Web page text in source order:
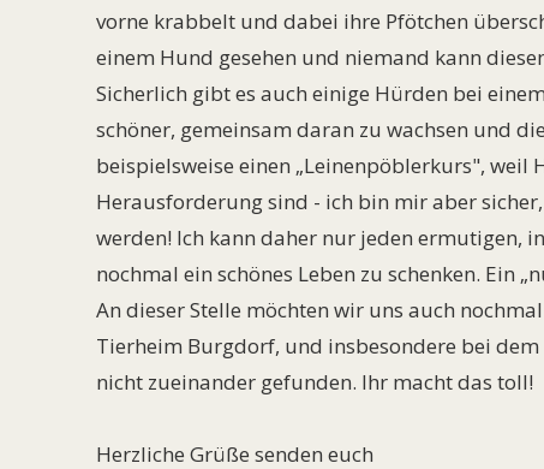
vorne krabbelt und dabei ihre Pfötchen
einem Hund gesehen und niemand kann
Sicherlich gibt es auch einige Hürden bei
schöner, gemeinsam daran zu wachsen und
beispielsweise einen „Leinenpöblerkurs",
Herausforderung sind - ich bin mir aber
werden! Ich kann daher nur jeden ermutigen,
nochmal ein schönes Leben zu schenken. Ein
An dieser Stelle möchten wir uns auch
Tierheim Burgdorf, und insbesondere bei
nicht zueinander gefunden. Ihr macht das toll!
Herzliche Grüße senden euch